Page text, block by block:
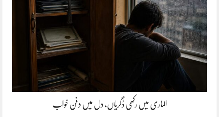
الماری میں رکھی ڈگریاں، دل میں دفن خواب